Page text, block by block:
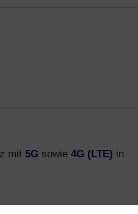
mit 5G sowie 4G (LTE) in